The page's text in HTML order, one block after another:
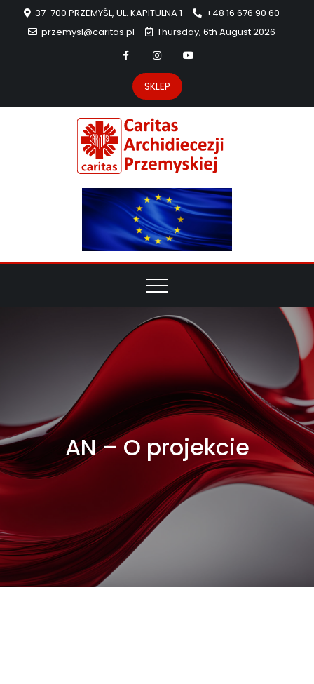
37-700 PRZEMYŚL, UL. KAPITULNA 1
+48 16 676 90 60
przemysl@caritas.pl
Thursday, 6th August 2026
SKLEP
AN – O projekcie